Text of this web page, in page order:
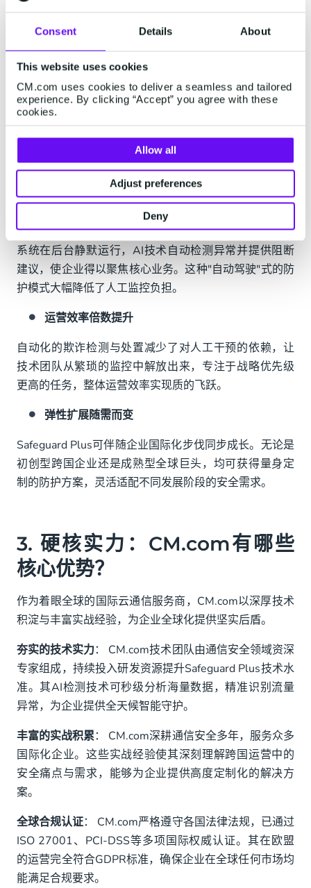
Consent Details About
This website uses cookies
CM.com uses cookies to deliver a seamless and tailored
experience. By clicking “Accept” you agree with these
cookies.
Allow all
Adjust preferences
Deny
稳致远。
AIT欺诈直接导致通信费用飙升。Safeguard Plus通过实
时拦截可疑流量，确保通信资源仅用于合法业务。
全面守护品牌声誉
欺诈行为不仅增加开支，更会削弱客户信任。Safeguard
Plus通过保障通信的稳定与安全，帮助企业在客户心中
建立可靠形象，有效规避因通信故障引发的信任危机。
自动化运营无忧保障
系统在后台静默运行，AI技术自动检测异常并提供阻断
建议，使企业得以聚焦核心业务。这种"自动驾驶"式的防
护模式大幅降低了人工监控负担。
运营效率倍数提升
自动化的欺诈检测与处置减少了对人工干预的依赖，让
技术团队从繁琐的监控中解放出来，专注于战略优先级
更高的任务，整体运营效率实现质的飞跃。
弹性扩展随需而变
Safeguard Plus可伴随企业国际化步伐同步成长。无论是
初创型跨国企业还是成熟型全球巨头，均可获得量身定
制的防护方案，灵活适配不同发展阶段的安全需求。
3. 硬核实力：CM.com有哪些
核心优势？
作为着眼全球的国际云通信服务商，CM.com以深厚技术
积淀与丰富实战经验，为企业全球化提供坚实后盾。
夯实的技术实力： CM.com技术团队由通信安全领域资深
专家组成，持续投入研发资源提升Safeguard Plus技术水
准。其AI检测技术可秒级分析海量数据，精准识别流量
异常，为企业提供全天候智能守护。
丰富的实战积累： CM.com深耕通信安全多年，服务众多
国际化企业。这些实战经验使其深刻理解跨国运营中的
安全痛点与需求，能够为企业提供高度定制化的解决方
案。
全球合规认证： CM.com严格遵守各国法律法规，已通过
ISO 27001、PCI-DSS等多项国际权威认证。其在欧盟
的运营完全符合GDPR标准，确保企业在全球任何市场均
能满足合规要求。